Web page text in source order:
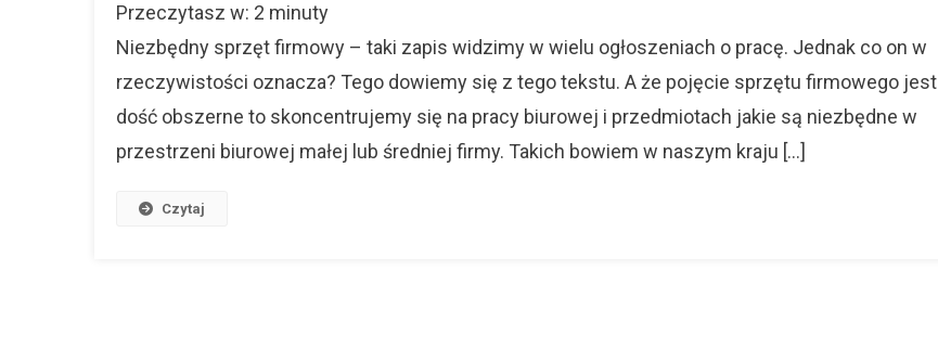
Jakie
Powinny
Znaleźć
Się
W
Przeczytasz w: 2 minuty
Niezbędny sprzęt firmowy – taki zapis widzimy w wielu ogłoszeniach o pracę. Jednak co on w
rzeczywistości oznacza? Tego dowiemy się z tego tekstu. A że pojęcie sprzętu firmowego jest
dość obszerne to skoncentrujemy się na pracy biurowej i przedmiotach jakie są niezbędne w
przestrzeni biurowej małej lub średniej firmy. Takich bowiem w naszym kraju […]
Czytaj